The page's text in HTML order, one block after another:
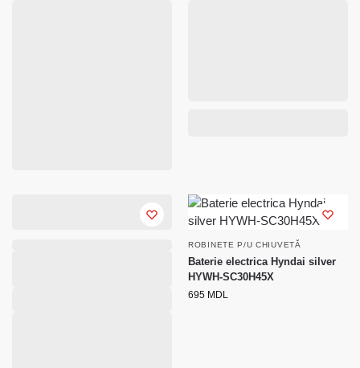
ROBINETE P/U CHIUVETĂ
Baterie electrica Hyndai silver
HYWH-SC30H45X
695 MDL